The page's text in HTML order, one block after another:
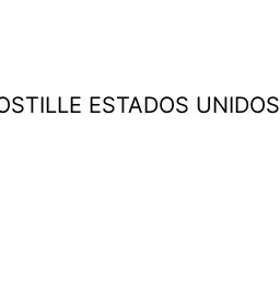
ESTADOS UNIDOS